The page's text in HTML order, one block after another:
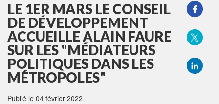
LE 1ER MARS LE CONSEIL
DE DÉVELOPPEMENT
ACCUEILLE ALAIN FAURE
SUR LES "MÉDIATEURS
POLITIQUES DANS LES
MÉTROPOLES"
Publié le 04 février 2022